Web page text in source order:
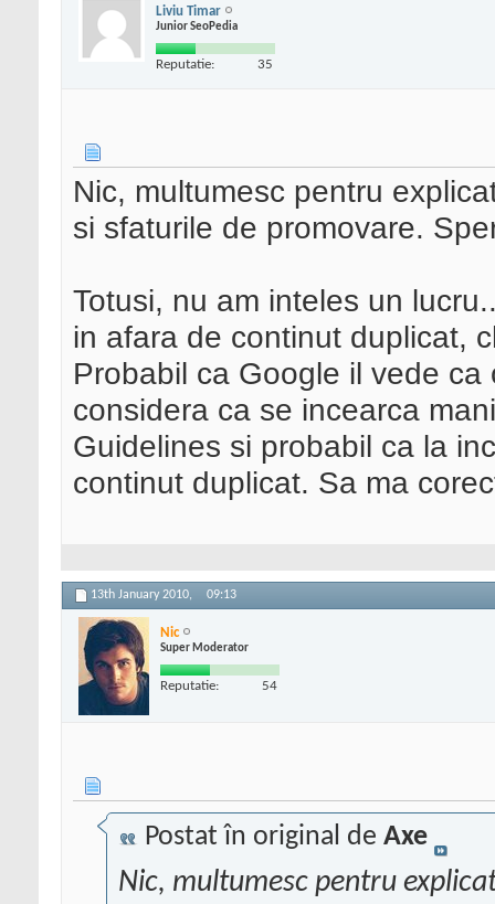
Liviu Timar
Junior SeoPedia
Reputatie: 35
Nic, multumesc pentru
si sfaturile de promovare.
Totusi, nu am inteles un
in afara de continut duplicat,
Probabil ca Google il vede
considera ca se incearca
Guidelines si probabil ca la
continut duplicat. Sa ma
13th January 2010, 09:13
Nic
Super Moderator
Reputatie: 54
Postat în original de Axe
Nic, multumesc pentru